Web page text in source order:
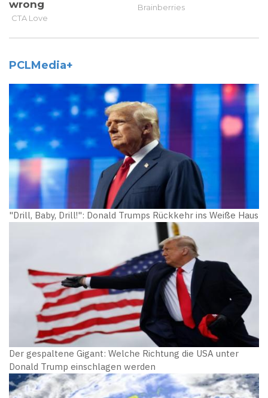
PCLMedia+
"Drill, Baby, Drill!": Donald Trumps Rückkehr ins Weiße Haus
Der gespaltene Gigant: Welche Richtung die USA unter
Donald Trump einschlagen werden